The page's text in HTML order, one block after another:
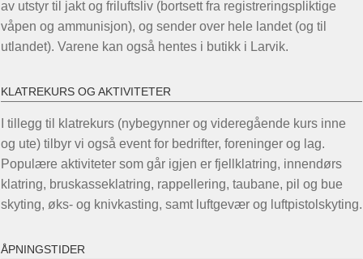
av utstyr til jakt og friluftsliv (bortsett fra registreringspliktige
våpen og ammunisjon), og sender over hele landet (og til
utlandet). Varene kan også hentes i butikk i Larvik.
KLATREKURS OG AKTIVITETER
I tillegg til klatrekurs (nybegynner og videregående kurs inne
og ute) tilbyr vi også event for bedrifter, foreninger og lag.
Populære aktiviteter som går igjen er fjellklatring, innendørs
klatring, bruskasseklatring, rappellering, taubane, pil og bue
skyting, øks- og knivkasting, samt luftgevær og luftpistolskyting.
ÅPNINGSTIDER